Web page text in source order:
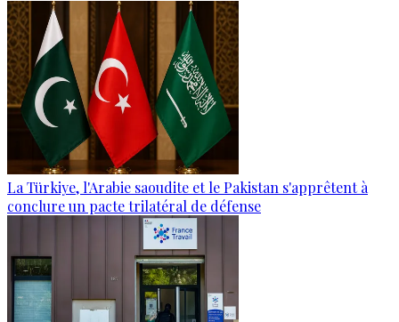
La Türkiye, l'Arabie saoudite et le Pakistan s'apprêtent à
conclure un pacte trilatéral de défense